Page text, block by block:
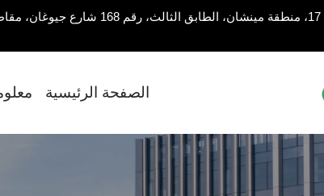
الصين
الصفحة الرئيسية